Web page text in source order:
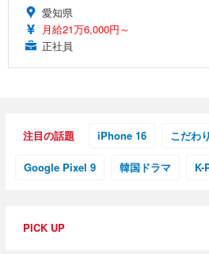
愛知県
月給21万6,000円～
正社員
注目の話題 iPhone 16 こだわ
Google Pixel 9 韓国ドラマ K-
PICK UP